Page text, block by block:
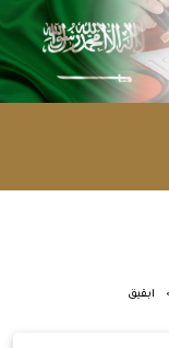
ابقيق